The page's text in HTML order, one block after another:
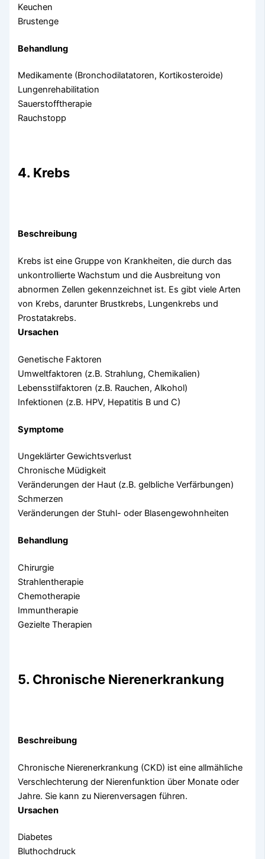
Keuchen
Brustenge
Behandlung
Medikamente (Bronchodilatatoren, Kortikosteroide)
Lungenrehabilitation
Sauerstofftherapie
Rauchstopp
4. Krebs
Beschreibung
Krebs ist eine Gruppe von Krankheiten, die durch das
unkontrollierte Wachstum und die Ausbreitung von
abnormen Zellen gekennzeichnet ist. Es gibt viele Arten
von Krebs, darunter Brustkrebs, Lungenkrebs und
Prostatakrebs.
Ursachen
Genetische Faktoren
Umweltfaktoren (z.B. Strahlung, Chemikalien)
Lebensstilfaktoren (z.B. Rauchen, Alkohol)
Infektionen (z.B. HPV, Hepatitis B und C)
Symptome
Ungeklärter Gewichtsverlust
Chronische Müdigkeit
Veränderungen der Haut (z.B. gelbliche Verfärbungen)
Schmerzen
Veränderungen der Stuhl- oder Blasengewohnheiten
Behandlung
Chirurgie
Strahlentherapie
Chemotherapie
Immuntherapie
Gezielte Therapien
5. Chronische Nierenerkrankung
Beschreibung
Chronische Nierenerkrankung (CKD) ist eine allmähliche
Verschlechterung der Nierenfunktion über Monate oder
Jahre. Sie kann zu Nierenversagen führen.
Ursachen
Diabetes
Bluthochdruck